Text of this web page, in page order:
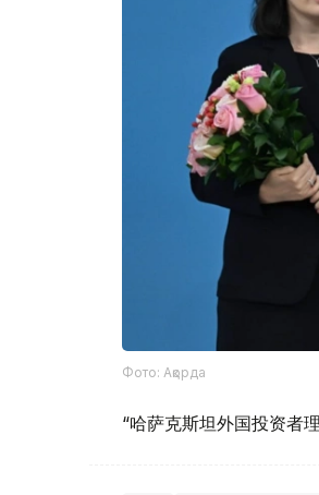
Фото: Ақорда
“哈萨克斯坦外国投资者